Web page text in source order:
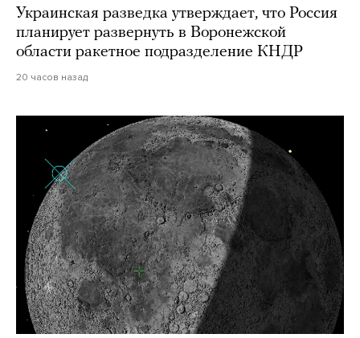
Украинская разведка утверждает, что Россия
планирует развернуть в Воронежской
области ракетное подразделение КНДР
20 часов назад